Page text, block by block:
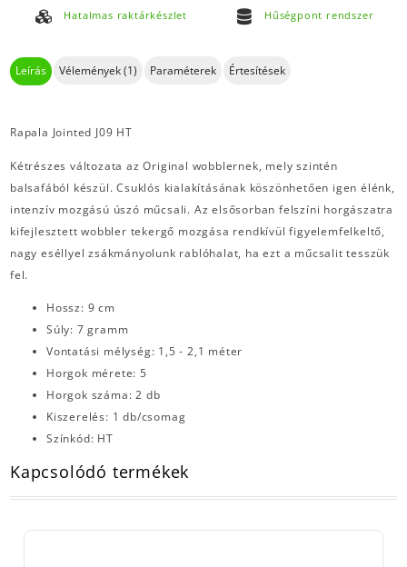
Hatalmas raktárkészlet Hűségpont rendszer
Leírás Vélemények (1) Paraméterek Értesítések
Rapala Jointed J09 HT
Kétrészes változata az Original wobblernek, mely szintén
balsafából készül. Csuklós kialakításának köszönhetően igen élénk,
intenzív mozgású úszó műcsali. Az elsősorban felszíni horgászatra
kifejlesztett wobbler tekergő mozgása rendkívül figyelemfelkeltő,
nagy eséllyel zsákmányolunk rablóhalat, ha ezt a műcsalit tesszük
fel.
Hossz: 9 cm
Súly: 7 gramm
Vontatási mélység: 1,5 - 2,1 méter
Horgok mérete: 5
Horgok száma: 2 db
Kiszerelés: 1 db/csomag
Színkód: HT
Kapcsolódó termékek